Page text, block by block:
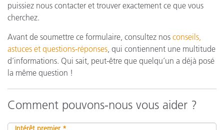
puissiez nous contacter et trouver exactement ce que vous
cherchez.
Avant de soumettre ce formulaire, consultez nos conseils,
astuces et questions-réponses, qui contiennent une multitude
d’informations. Qui sait, peut-être que quelqu’un a déjà posé
la même question !
Comment pouvons-nous vous aider ?